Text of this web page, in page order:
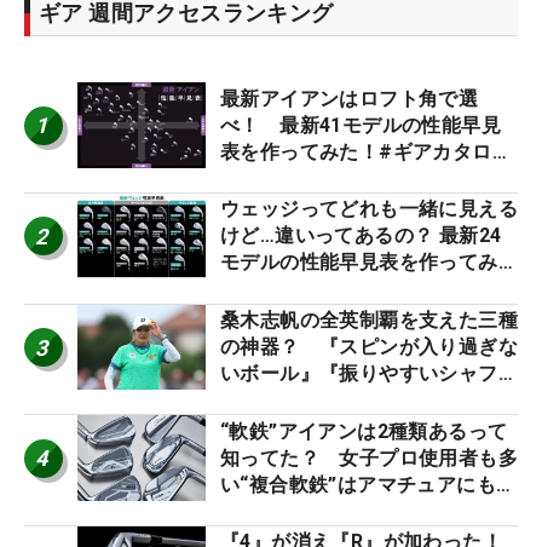
ギア 週間アクセスランキング
1
最新アイアンはロフト角で選
べ！ 最新41モデルの性能早見
表を作ってみた！#ギアカタログ
2
ウェッジってどれも一緒に見える
けど…違いってあるの？ 最新24
モデルの性能早見表を作ってみ
3
桑木志帆の全英制覇を支えた三種
の神器？ 『スピンが入り過ぎな
いボール』『振りやすいシャフ
ー』 #女子プロセッティング
4
“軟鉄”アイアンは2種類あるって
知ってた？ 女子プロ使用者も多
い“複合軟鉄”はアマチュアにもオ
『4』が消え『R』が加わった！